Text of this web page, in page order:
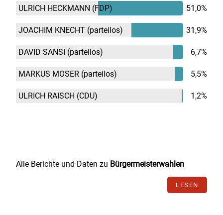
ULRICH HECKMANN (FDP) 51,0%
JOACHIM KNECHT (parteilos) 31,9%
DAVID SANSI (parteilos) 6,7%
MARKUS MOSER (parteilos) 5,5%
ULRICH RAISCH (CDU) 1,2%
Alle Berichte und Daten zu Bürgermeisterwahlen
LESEN